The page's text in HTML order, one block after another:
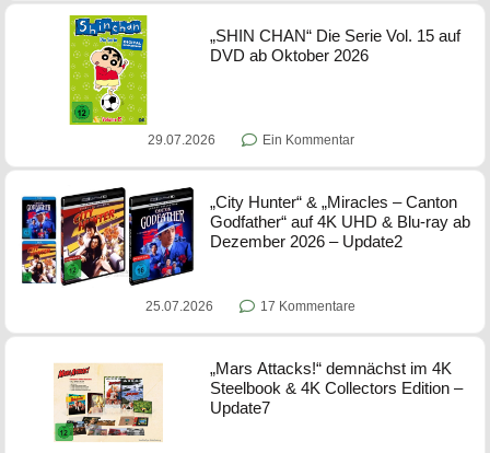
„SHIN CHAN“ Die Serie Vol. 15 auf
DVD ab Oktober 2026
29.07.2026 Ein Kommentar
„City Hunter“ & „Miracles – Canton
Godfather“ auf 4K UHD & Blu-ray ab
Dezember 2026 – Update2
25.07.2026 17 Kommentare
„Mars Attacks!“ demnächst im 4K
Steelbook & 4K Collectors Edition –
Update7